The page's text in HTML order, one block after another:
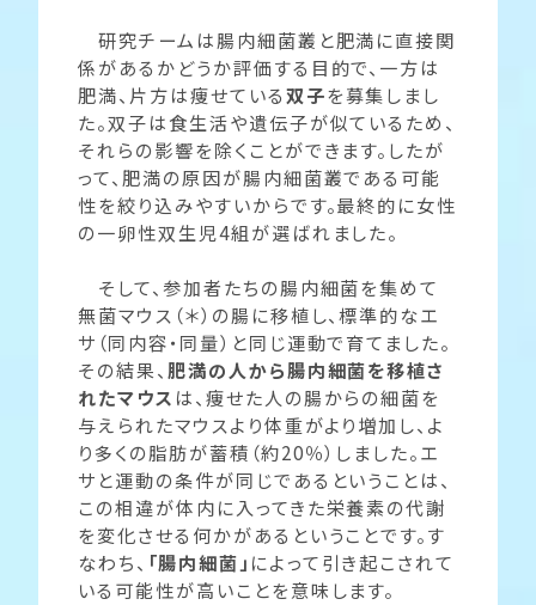
研究チームは腸内細菌叢と肥満に直接関
係があるかどうか評価する目的で、一方は
肥満、片方は痩せている双子を募集しまし
た。双子は食生活や遺伝子が似ているため、
それらの影響を除くことができます。したが
って、肥満の原因が腸内細菌叢である可能
性を絞り込みやすいからです。最終的に女性
の一卵性双生児4組が選ばれました。
そして、参加者たちの腸内細菌を集めて
無菌マウス（＊）の腸に移植し、標準的なエ
サ（同内容・同量）と同じ運動で育てました。
その結果、 肥満の人から腸内細菌を移植さ
れたマウス は、痩せた人の腸からの細菌を
与えられたマウスより体重がより増加し、よ
り多くの脂肪が蓄積（約20％）しました。エ
サと運動の条件が同じであるということは、
この相違が体内に入ってきた栄養素の代謝
を変化させる何かがあるということです。す
なわち、 「腸内細菌」 によって引き起こされて
いる可能性が高いことを意味します。